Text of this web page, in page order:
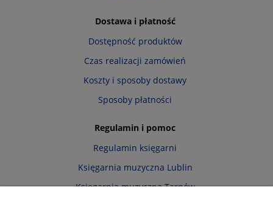
Dostawa i płatność
Dostępność produktów
Czas realizacji zamówień
Koszty i sposoby dostawy
Sposoby płatności
Regulamin i pomoc
Regulamin księgarni
Księgarnia muzyczna Lublin
Księgarnia muzyczna Tarnów